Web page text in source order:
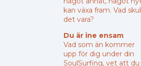
kan växa fram. Vad
det vara?
Du är ine ensam
Vad som än kommer
upp för dig under din
SoulSurfing, vet att du